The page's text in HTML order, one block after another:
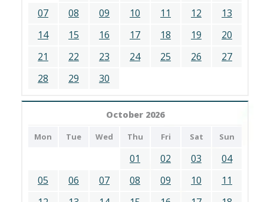
07
08 09 10 11 12
13
14
15 16 17 18 19
20
21
22 23 24 25 26
27
28
29 30
October 2026
Mon Tue Wed Thu Fri Sat Sun
01 02 03
04
05
06 07 08 09 10
11